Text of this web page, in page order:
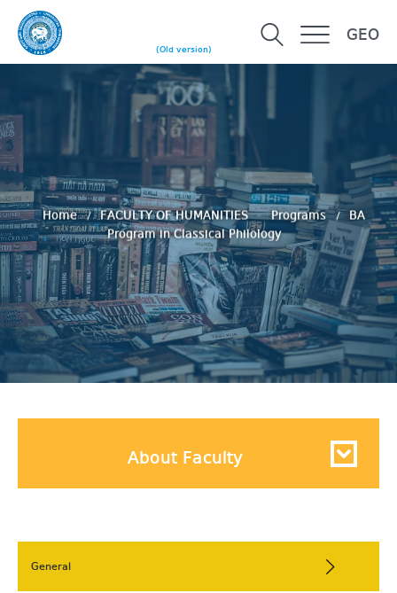
(Old version)
GEO
Home FACULTY OF HUMANITIES Programs
BA
Program in Classical Philology
About Faculty
General